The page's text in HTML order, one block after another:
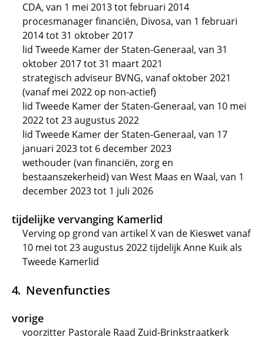
CDA, van 1 mei 2013 tot februari 2014
procesmanager financiën, Divosa, van 1 februari
2014 tot 31 oktober 2017
lid Tweede Kamer der Staten-Generaal, van 31
oktober 2017 tot 31 maart 2021
strategisch adviseur BVNG, vanaf oktober 2021
(vanaf mei 2022 op non-actief)
lid Tweede Kamer der Staten-Generaal, van 10 mei
2022 tot 23 augustus 2022
lid Tweede Kamer der Staten-Generaal, van 17
januari 2023 tot 6 december 2023
wethouder (van financiën, zorg en
bestaanszekerheid) van West Maas en Waal, van 1
december 2023 tot 1 juli 2026
tijdelijke vervanging Kamerlid
Verving op grond van artikel X van de Kieswet vanaf
10 mei tot 23 augustus 2022 tijdelijk Anne Kuik als
Tweede Kamerlid
Nevenfuncties
vorige
voorzitter Pastorale Raad Zuid-Brinkstraatkerk